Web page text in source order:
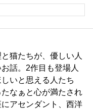
猫たちが、優しい人
話。2作目も登場人
いと思える人たち
なぁと心が満たされ
アセンダント、西洋